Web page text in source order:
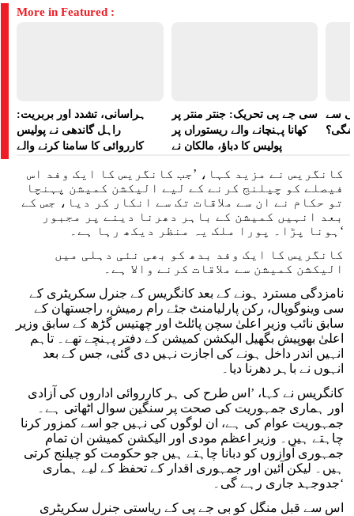
More in Featured :
ہراسانی، تشدد اور بربریت:
راہل گاندھی نے پولیس
کارروائی کا سامنا کرنے والے
سی جے پی تحریک: جنتر منتر پر
کھانا پہنچانے والے ریستوراں پر
پولیس کا دباؤ، مالکان نے
سے
کانگریس نے مزید کہا، ’جب کانگریس کا ایک وفد اس
فیصلے کو چیلنج کرنے کے لیے الیکشن کمیشن پہنچا
تو حکام نے ان سے ملاقات تک سے انکار کر دیا، جس کے
بعد انہیں کمیشن کے باہر دھرنا دینے پر مجبور
ہونا پڑا۔ پورا ملک یہ منظر دیکھ رہا ہے۔‘
کانگریس کا ایک وفد بدھ کو بھی نئی دہلی میں
الیکشن کمیشن سے ملاقات کرنے والا ہے۔
نامزدگی مسترد ہونے کے بعد کانگریس کے جنرل سکریٹری کے
سی وینوگوپال، رکن پارلیامنٹ جئے رام رمیش، راجستھان کے
سابق نائب وزیر اعلیٰ سچن پائلٹ اور چھتیس گڑھ کے سابق وزیر
اعلیٰ بھوپیش بگھیل الیکشن کمیشن کے دفتر پہنچے تھے۔ تاہم
انہیں اندر داخل ہونے کی اجازت نہیں دی گئی، جس کے بعد
انہوں نے باہر دھرنا دیا۔
کانگریس نے کہا، ’اس طرح کی ہر کارروائی اداروں کی آزادی
اور ہماری جمہوریت کی صحت پر سنگین سوال اٹھاتی ہے۔
جمہوریت عوام کی ہے، ان لوگوں کی نہیں جو اسے کمزور کرنا
چاہتے ہیں۔ وزیر اعظم مودی اور الیکشن کمیشن ان تمام
جمہوری آوازوں کو دبانا چاہتے ہیں جو حکومت کو چیلنج کرتی
ہیں۔ لیکن آئین اور جمہوری اقدار کے تحفظ کے لیے ہماری
جدوجہد جاری رہے گی۔‘
اس سے قبل منگل کو بی جے پی کے ریاستی جنرل سکریٹری